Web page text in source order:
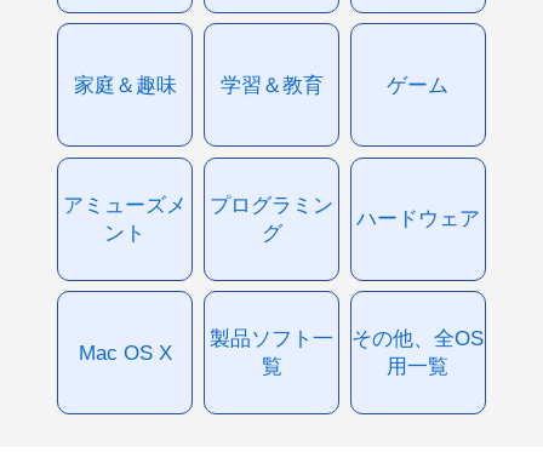
家庭＆趣味 学習＆教育 ゲーム
アミューズメ
ント
プログラミン
グ
ハードウェア
Mac OS X
製品ソフト一
覧
その他、全OS
用一覧